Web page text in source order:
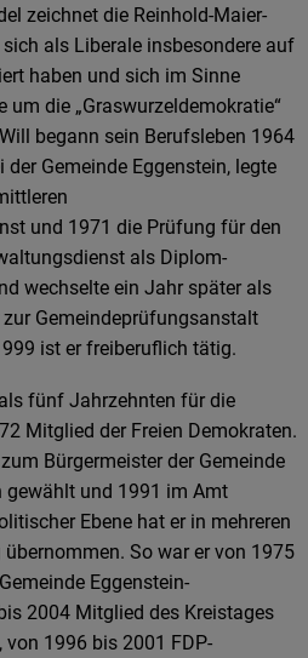
zeichnet die Reinhold-Maier-
als Liberale insbesondere auf
haben und sich im Sinne
um die „Graswurzeldemokratie“
begann sein Berufsleben 1964
Gemeinde Eggenstein, legte
und 1971 die Prüfung für den
als Diplom-
wechselte ein Jahr später als
Gemeindeprüfungsanstalt
ist er freiberuflich tätig.
fünf Jahrzehnten für die
Mitglied der Freien Demokraten.
Bürgermeister der Gemeinde
gewählt und 1991 im Amt
Ebene hat er in mehreren
So war er von 1975
Eggenstein-
2004 Mitglied des Kreistages
1996 bis 2001 FDP-